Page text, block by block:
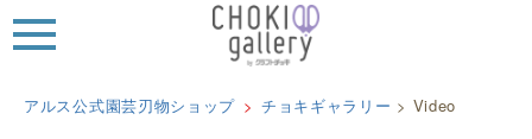
MEN
アルス公式園芸刃物ショップ チョキギャラリー > Video